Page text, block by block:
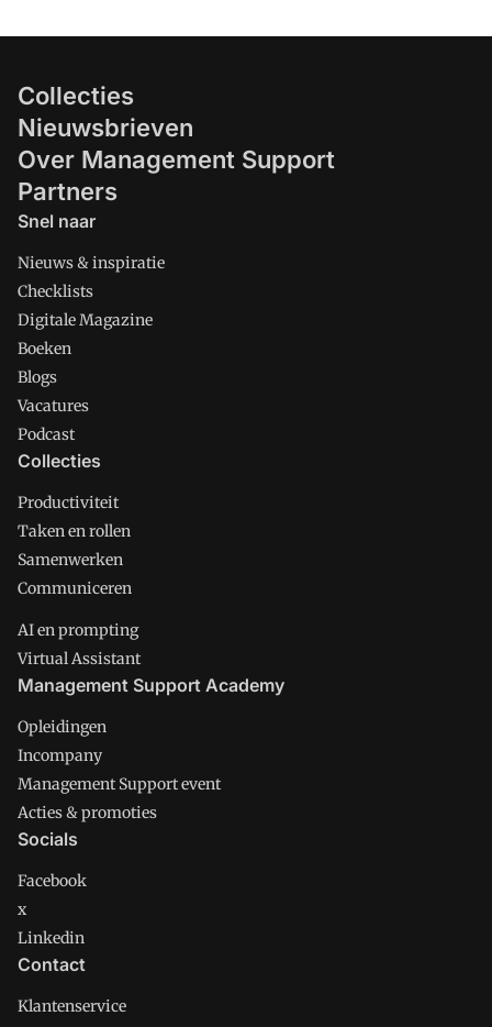
Collecties
Nieuwsbrieven
Over Management Support
Partners
Snel naar
Nieuws & inspiratie
Checklists
Digitale Magazine
Boeken
Blogs
Vacatures
Podcast
Collecties
Productiviteit
Taken en rollen
Samenwerken
Communiceren
AI en prompting
Virtual Assistant
Management Support Academy
Opleidingen
Incompany
Management Support event
Acties & promoties
Socials
Facebook
x
Linkedin
Contact
Klantenservice